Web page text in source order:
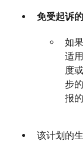
免受起诉
如
适
度
步
报
该计划的